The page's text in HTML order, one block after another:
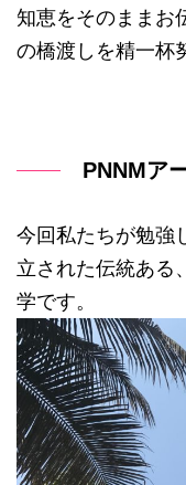
知恵をそのままお
の橋渡しを精一杯
PNNMア
今回私たちが勉強
立された伝統ある
学です。